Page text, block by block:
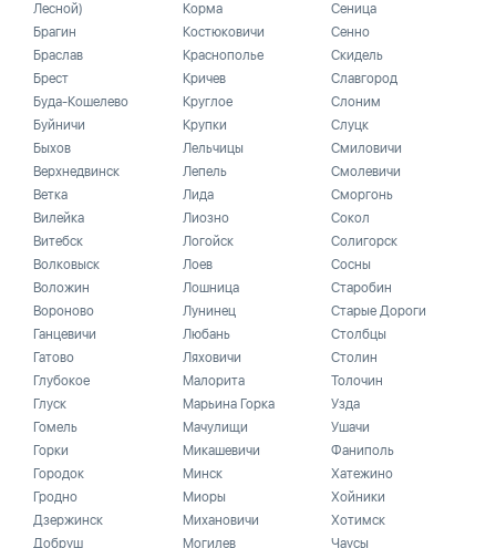
Лесной)
Брагин
Браслав
Брест
Буда-Кошелево
Буйничи
Быхов
Верхнедвинск
Ветка
Вилейка
Витебск
Волковыск
Воложин
Вороново
Ганцевичи
Гатово
Глубокое
Глуск
Гомель
Горки
Городок
Гродно
Дзержинск
Добруш
Корма
Костюковичи
Краснополье
Кричев
Круглое
Крупки
Лельчицы
Лепель
Лида
Лиозно
Логойск
Лоев
Лошница
Лунинец
Любань
Ляховичи
Малорита
Марьина Горка
Мачулищи
Микашевичи
Минск
Миоры
Михановичи
Могилев
Сеница
Сенно
Скидель
Славгород
Слоним
Слуцк
Смиловичи
Смолевичи
Сморгонь
Сокол
Солигорск
Сосны
Старобин
Старые Дороги
Столбцы
Столин
Толочин
Узда
Ушачи
Фаниполь
Хатежино
Хойники
Хотимск
Чаусы